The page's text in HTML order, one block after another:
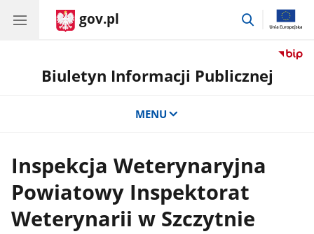
gov.pl
przejdź
Biuletyn Informacji Publicznej
MENU
Inspekcja Weterynaryjna
Powiatowy Inspektorat
Weterynarii w Szczytnie